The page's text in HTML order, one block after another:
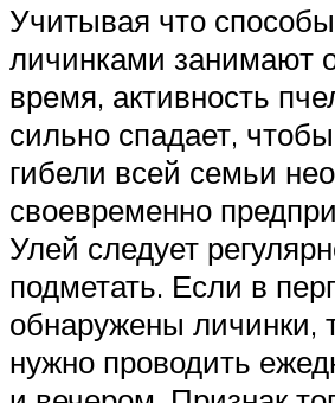
Учитывая что
личинками занимают
время, активность
сильно спадает,
гибели всей семьи
своевременно
Улей следует
подметать. Если в
обнаружены личинки,
нужно проводить